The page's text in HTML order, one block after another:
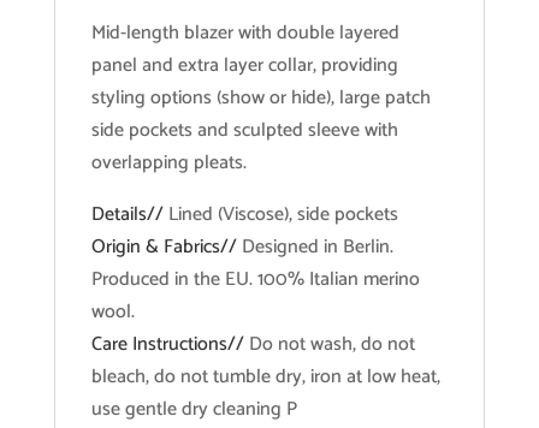
Mid-length blazer with double layered
panel and extra layer collar, providing
styling options (show or hide), large patch
side pockets and sculpted sleeve with
overlapping pleats.
Details//Lined (Viscose), side pockets
Origin & Fabrics//Designed in Berlin.
Produced in the EU. 100% Italian merino
wool.
Care Instructions//Do not wash, do not
bleach, do not tumble dry, iron at low heat,
use gentle dry cleaning P